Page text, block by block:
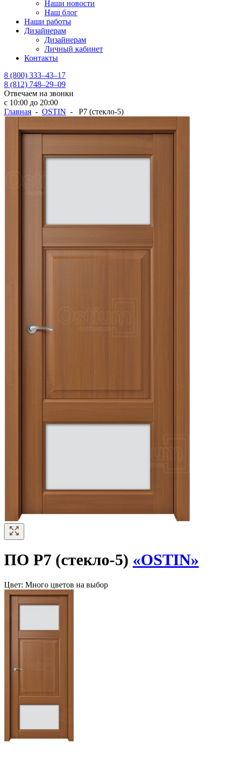
Наши новости
Наш блог
Наши работы
Дизайнерам
Дизайнерам
Личный кабинет
Контакты
8 (800) 333–43–17
8 (812) 748–29–09
Отвечаем на звонки
с 10:00 до 20:00
Главная - OSTIN - Р7 (стекло-5)
ПО Р7 (стекло-5) «OSTIN»
Цвет: Много цветов на выбор